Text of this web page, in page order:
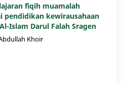
fiqih muamalah
pendidikan kewirausahaan
Islam Darul Falah Sragen
Khoir